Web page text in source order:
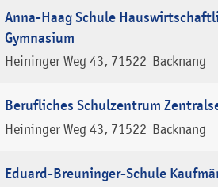
Anna-Haag Schule
Gymnasium
Heininger Weg 43 71522 Backnang
Berufliches Schulzentrum
Heininger Weg 43 71522 Backnang
Eduard-Breuninger-Schule